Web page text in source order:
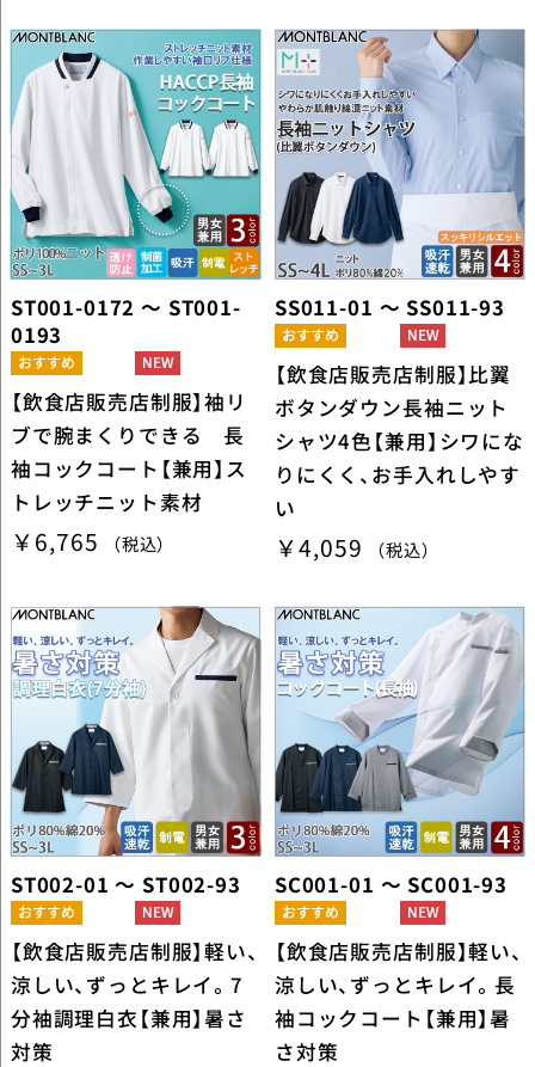
ST001-0172 ～ ST001-
0193
【飲食店販売店制服】袖リ
ブで腕まくりできる 長
袖コックコート【兼用】ス
トレッチニット素材
￥6,765 （税込）
SS011-01 ～ SS011-93
【飲食店販売店制服】比翼
ボタンダウン長袖ニット
シャツ4色【兼用】シワにな
りにくく、お手入れしやす
い
￥4,059 （税込）
ST002-01 ～ ST002-93
【飲食店販売店制服】軽い、
涼しい、ずっとキレイ。7
分袖調理白衣【兼用】暑さ
対策
SC001-01 ～ SC001-93
【飲食店販売店制服】軽い、
涼しい、ずっとキレイ。長
袖コックコート【兼用】暑
さ対策